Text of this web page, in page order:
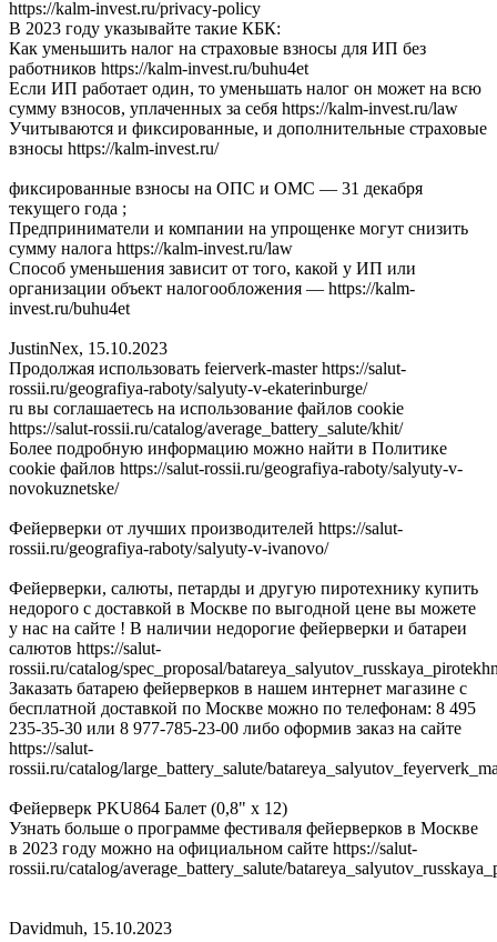
https://kalm-invest.ru/privacy-policy
В 2023 году указывайте такие КБК:
Как уменьшить налог на страховые взносы для ИП без
работников https://kalm-invest.ru/buhu4et
Если ИП работает один, то уменьшать налог он может на всю
сумму взносов, уплаченных за себя https://kalm-invest.ru/law
Учитываются и фиксированные, и дополнительные страховые
взносы https://kalm-invest.ru/
фиксированные взносы на ОПС и ОМС — 31 декабря
текущего года ;
Предприниматели и компании на упрощенке могут снизить
сумму налога https://kalm-invest.ru/law
Способ уменьшения зависит от того, какой у ИП или
организации объект налогообложения — https://kalm-
invest.ru/buhu4et
JustinNex, 15.10.2023
Продолжая использовать feierverk-master https://salut-
rossii.ru/geografiya-raboty/salyuty-v-ekaterinburge/
ru вы соглашаетесь на использование файлов cookie
https://salut-rossii.ru/catalog/average_battery_salute/khit/
Более подробную информацию можно найти в Политике
cookie файлов https://salut-rossii.ru/geografiya-raboty/salyuty-v-
novokuznetske/
Фейерверки от лучших производителей https://salut-
rossii.ru/geografiya-raboty/salyuty-v-ivanovo/
Фейерверки, салюты, петарды и другую пиротехнику купить
недорого с доставкой в Москве по выгодной цене вы можете
у нас на сайте ! В наличии недорогие фейерверки и батареи
салютов https://salut-
rossii.ru/catalog/spec_proposal/
Заказать батарею фейерверков в нашем интернет магазине с
бесплатной доставкой по Москве можно по телефонам: 8 495
235-35-30 или 8 977-785-23-00 либо оформив заказ на сайте
https://salut-
rossii.ru/catalog/large_battery_salute/
Фейерверк PKU864 Балет (0,8" х 12)
Узнать больше о программе фестиваля фейерверков в Москве
в 2023 году можно на официальном сайте https://salut-
rossii.ru/catalog/average_battery_salute/
Davidmuh, 15.10.2023